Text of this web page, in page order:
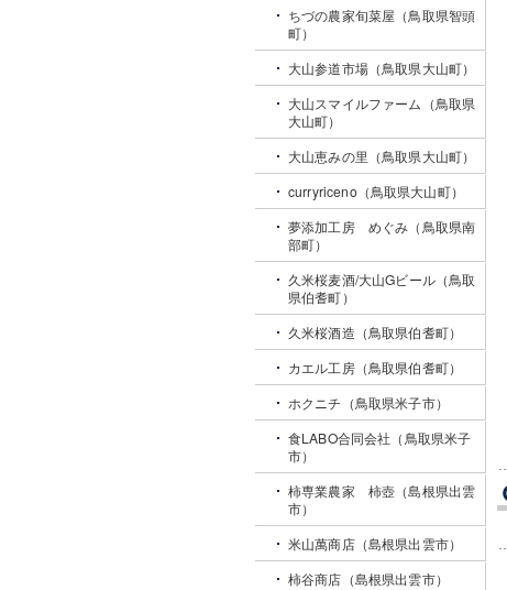
ちづの農家旬菜屋（鳥取県智頭
町）
大山参道市場（鳥取県大山町）
大山スマイルファーム（鳥取県
大山町）
大山恵みの里（鳥取県大山町）
curryriceno（鳥取県大山町）
夢添加工房 めぐみ（鳥取県南
部町）
久米桜麦酒/大山Gビール（鳥取
県伯耆町）
久米桜酒造（鳥取県伯耆町）
カエル工房（鳥取県伯耆町）
ホクニチ（鳥取県米子市）
食LABO合同会社（鳥取県米子
市）
柿専業農家 柿壺（島根県出雲
市）
米山萬商店（島根県出雲市）
柿谷商店（島根県出雲市）